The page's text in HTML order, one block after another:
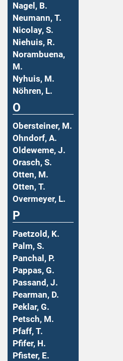
Nagel, B.
Neumann, T.
Nicolay, S.
Niehuis, R.
Norambuena,
M.
Nyhuis, M.
Nöhren, L.
O
Obersteiner, M.
Ohndorf, A.
Oldeweme, J.
Orasch, S.
Otten, M.
Otten, T.
Overmeyer, L.
P
Paetzold, K.
Palm, S.
Panchal, P.
Pappas, G.
Passand, J.
Pearman, D.
Peklar, G.
Petsch, M.
Pfaff, T.
Pfifer, H.
Pfister, E.